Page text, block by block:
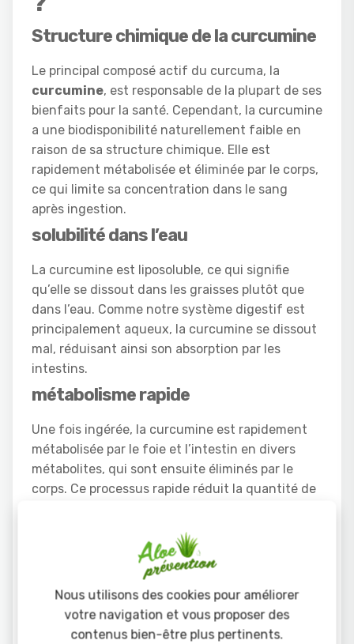
Structure chimique de la curcumine
Le principal composé actif du curcuma, la
curcumine, est responsable de la plupart de ses
bienfaits pour la santé. Cependant, la curcumine
a une biodisponibilité naturellement faible en
raison de sa structure chimique. Elle est
rapidement métabolisée et éliminée par le corps,
ce qui limite sa concentration dans le sang
après ingestion.
solubilité dans l’eau
La curcumine est liposoluble, ce qui signifie
qu’elle se dissout dans les graisses plutôt que
dans l’eau. Comme notre système digestif est
principalement aqueux, la curcumine se dissout
mal, réduisant ainsi son absorption par les
intestins.
métabolisme rapide
Une fois ingérée, la curcumine est rapidement
métabolisée par le foie et l’intestin en divers
métabolites, qui sont ensuite éliminés par le
corps. Ce processus rapide réduit la quantité de
Solutions pour améliorer
l’absorption du curcuma
Combinaison avec la pipérine
Nous utilisons des cookies pour améliorer
votre navigation et vous proposer des
contenus bien-être plus pertinents.